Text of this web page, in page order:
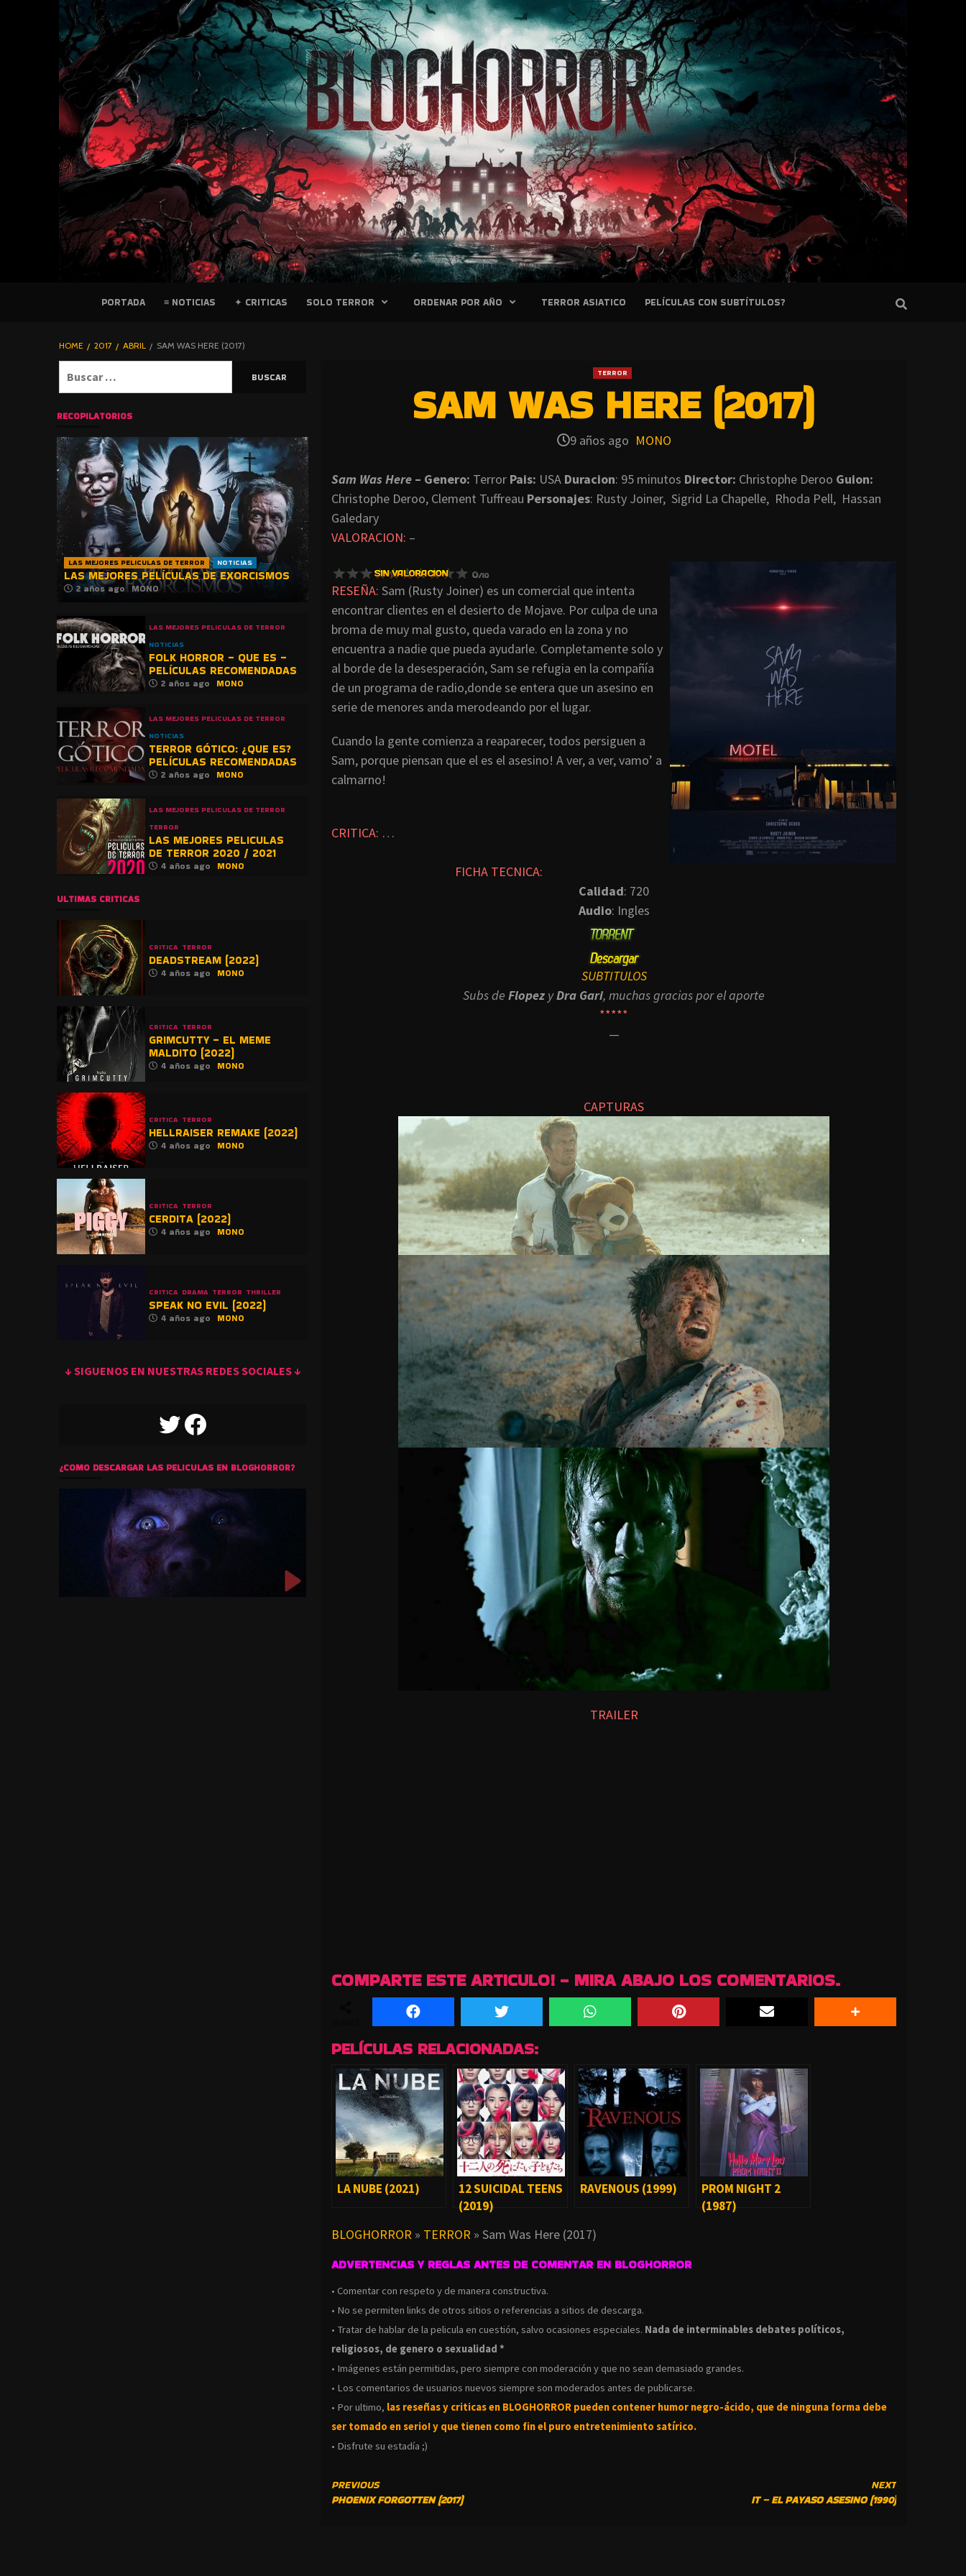
PELICULAS
BLOGHORROR
⋆
PORTADA ≡ NOTICIAS ✦ CRITICAS SOLO TERROR ORDENAR POR AÑO TERROR ASIATICO PELÍCULAS CON SUBTÍTULOS?
HOME 2017 ABRIL SAM WAS HERE (2017)
TERROR
SAM WAS HERE (2017)
9 años ago MONO
Sam Was Here – Genero: Terror Pais: USA Duracion: 95 minutos Director: Christophe Deroo Guion:
Christophe Deroo, Clement Tuffreau Personajes: Rusty Joiner, Sigrid La Chapelle, Rhoda Pell, Hassan
Galedary
VALORACION: –
RESEÑA: Sam (Rusty Joiner) es un comercial que intenta
encontrar clientes en el desierto de Mojave. Por culpa de una
broma de muy mal gusto, queda varado en la zona y no
encuentra a nadie que pueda ayudarle. Completamente solo y
al borde de la desesperación, Sam se refugia en la compañía
de un programa de radio,donde se entera que un asesino en
serie de menores anda merodeando por el lugar.
Cuando la gente comienza a reaparecer, todos persiguen a
Sam, porque piensan que el es el asesino! A ver, a ver, vamo’ a
calmarno!
CRITICA: …
FICHA TECNICA:
Calidad: 720
Audio: Ingles
SUBTITULOS
Subs de FlopezyDra Gari, muchas gracias por el aporte
*****
—
CAPTURAS
TRAILER
COMPARTE ESTE ARTICULO! - MIRA ABAJO LOS COMENTARIOS.
PELÍCULAS RELACIONADAS:
LA NUBE (2021)
12 SUICIDAL TEENS
(2019)
RAVENOUS (1999)
PROM NIGHT 2
(1987)
BLOGHORROR » TERROR » Sam Was Here (2017)
ADVERTENCIAS Y REGLAS ANTES DE COMENTAR EN BLOGHORROR
• Comentar con respeto y de manera constructiva.
• No se permiten links de otros sitios o referencias a sitios de descarga.
• Tratar de hablar de la pelicula en cuestión, salvo ocasiones especiales. Nada de interminables debates políticos,
religiosos, de genero o sexualidad *
• Imágenes están permitidas, pero siempre con moderación y que no sean demasiado grandes.
• Los comentarios de usuarios nuevos siempre son moderados antes de publicarse.
• Por ultimo, las reseñas y criticas en BLOGHORROR pueden contener humor negro-ácido, que de ninguna forma debe
ser tomado en serio! y que tienen como fin el puro entretenimiento satírico.
• Disfrute su estadía ;)
CONTINUE
READING
PREVIOUS
PHOENIX FORGOTTEN (2017)
NEXT
IT – EL PAYASO ASESINO (1990)
RECOPILATORIOS
LAS MEJORES PELICULAS DE TERROR NOTICIAS
LAS MEJORES PELÍCULAS DE EXORCISMOS
2 años ago MONO
LAS MEJORES PELICULAS DE TERROR
NOTICIAS
FOLK HORROR – QUE ES –
PELÍCULAS RECOMENDADAS
2 años ago MONO
LAS MEJORES PELICULAS DE TERROR
NOTICIAS
TERROR GÓTICO: ¿QUE ES?
PELÍCULAS RECOMENDADAS
2 años ago MONO
LAS MEJORES PELICULAS DE TERROR
TERROR
LAS MEJORES PELICULAS
DE TERROR 2020 / 2021
4 años ago MONO
ULTIMAS CRITICAS
CRITICA TERROR
DEADSTREAM (2022)
4 años ago MONO
CRITICA TERROR
GRIMCUTTY – EL MEME
MALDITO (2022)
4 años ago MONO
CRITICA TERROR
HELLRAISER REMAKE (2022)
4 años ago MONO
CRITICA TERROR
CERDITA (2022)
4 años ago MONO
CRITICA DRAMA TERROR THRILLER
SPEAK NO EVIL (2022)
4 años ago MONO
↓ SIGUENOS EN NUESTRAS REDES SOCIALES ↓
TWITTERFACEBOOK
¿COMO DESCARGAR LAS PELICULAS EN BLOGHORROR?